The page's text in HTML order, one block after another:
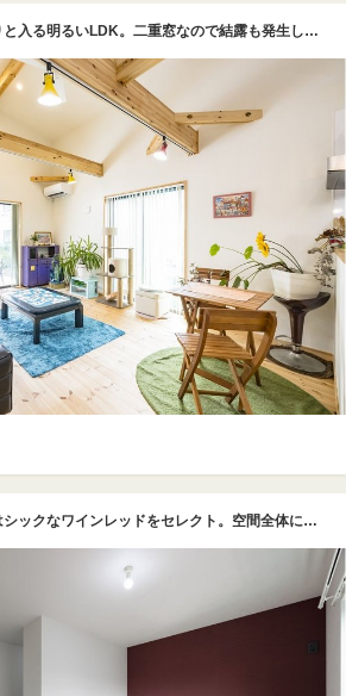
二面の窓から光がたっぷりと入る明るいLDK。二重窓なので結露も発生しにくいという。梁には鮮やかな赤と黄色のスポットライトを設置。これはチューリップをイメージしてTさんが選んだものだそう
広々とした主寝室。壁紙はシックなワインレッドをセレクト。空間全体にアクセントを与えている